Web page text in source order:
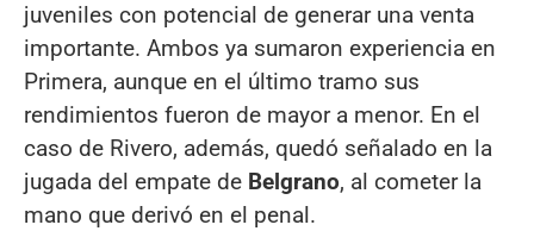
juveniles con potencial de generar una venta
importante. Ambos ya sumaron experiencia en
Primera, aunque en el último tramo sus
rendimientos fueron de mayor a menor. En el
caso de Rivero, además, quedó señalado en la
jugada del empate de Belgrano, al cometer la
mano que derivó en el penal.